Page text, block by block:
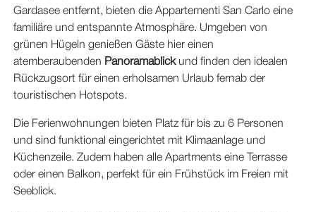
Gardasee entfernt, bieten die Appartementi San Carlo eine
familiäre und entspannte Atmosphäre. Umgeben von
grünen Hügeln genießen Gäste hier einen
atemberaubenden Panoramablickund finden den idealen
Rückzugsort für einen erholsamen Urlaub fernab der
touristischen Hotspots.
Die Ferienwohnungen bieten Platz für bis zu 6 Personen
und sind funktional eingerichtet mit Klimaanlage und
Küchenzeile. Zudem haben alle Apartments eine Terrasse
oder einen Balkon, perfekt für ein Frühstück im Freien mit
Seeblick.